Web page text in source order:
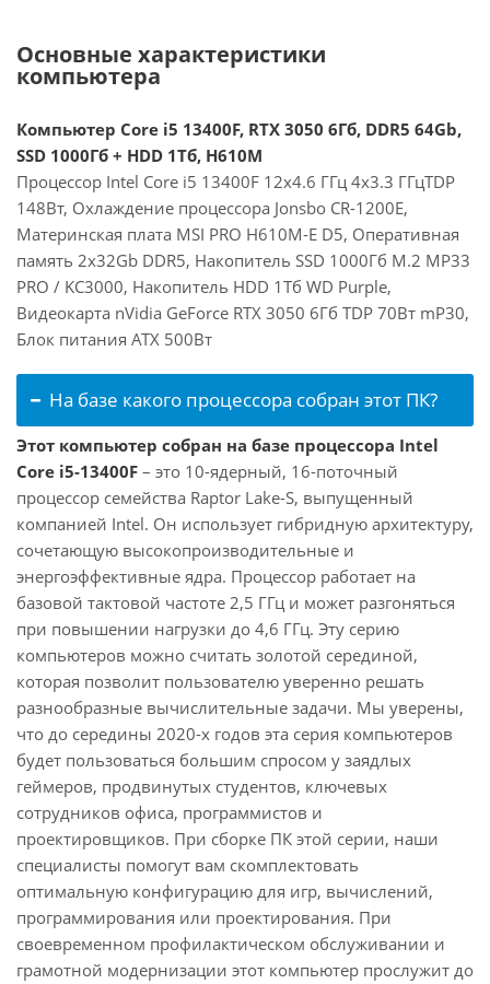
Основные характеристики
компьютера
Компьютер Core i5 13400F, RTX 3050 6Гб, DDR5 64Gb,
SSD 1000Гб + HDD 1Тб, H610M
Процессор Intel Core i5 13400F 12x4.6 ГГц 4x3.3 ГГцTDP
148Вт, Охлаждение процессора Jonsbo CR-1200E,
Материнская плата MSI PRO H610M-E D5, Оперативная
память 2x32Gb DDR5, Накопитель SSD 1000Гб M.2 MP33
PRO / KC3000, Накопитель HDD 1Тб WD Purple,
Видеокарта nVidia GeForce RTX 3050 6Гб TDP 70Вт mP30,
Блок питания ATX 500Вт
На базе какого процессора собран этот ПК?
Этот компьютер собран на базе процессора Intel
Core i5-13400F – это 10-ядерный, 16-поточный
процессор семейства Raptor Lake-S, выпущенный
компанией Intel. Он использует гибридную архитектуру,
сочетающую высокопроизводительные и
энергоэффективные ядра. Процессор работает на
базовой тактовой частоте 2,5 ГГц и может разгоняться
при повышении нагрузки до 4,6 ГГц. Эту серию
компьютеров можно считать золотой серединой,
которая позволит пользователю уверенно решать
разнообразные вычислительные задачи. Мы уверены,
что до середины 2020-х годов эта серия компьютеров
будет пользоваться большим спросом у заядлых
геймеров, продвинутых студентов, ключевых
сотрудников офиса, программистов и
проектировщиков. При сборке ПК этой серии, наши
специалисты помогут вам скомплектовать
оптимальную конфигурацию для игр, вычислений,
программирования или проектирования. При
своевременном профилактическом обслуживании и
грамотной модернизации этот компьютер прослужит до